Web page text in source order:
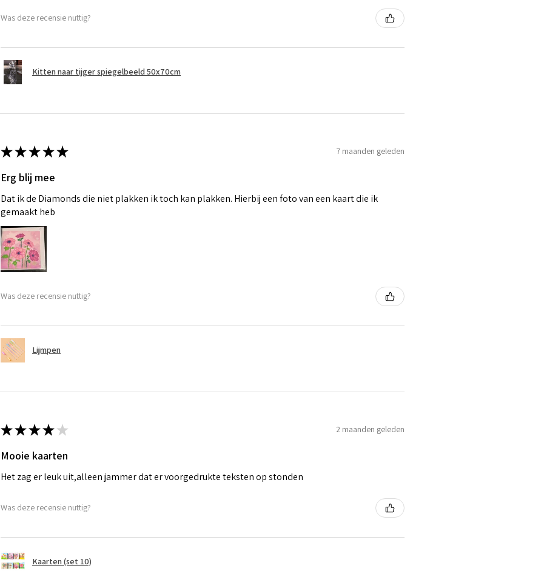
Was deze recensie nuttig?
Kitten naar tijger spiegelbeeld 50x70cm
★★★★★ 7 maanden geleden
Erg blij mee
Dat ik de Diamonds die niet plakken ik toch kan plakken. Hierbij een foto van een kaart die ik
gemaakt heb
Was deze recensie nuttig?
Lijmpen
★★★★ ★ 2 maanden geleden
Mooie kaarten
Het zag er leuk uit,alleen jammer dat er voorgedrukte teksten op stonden
Was deze recensie nuttig?
Kaarten (set 10)